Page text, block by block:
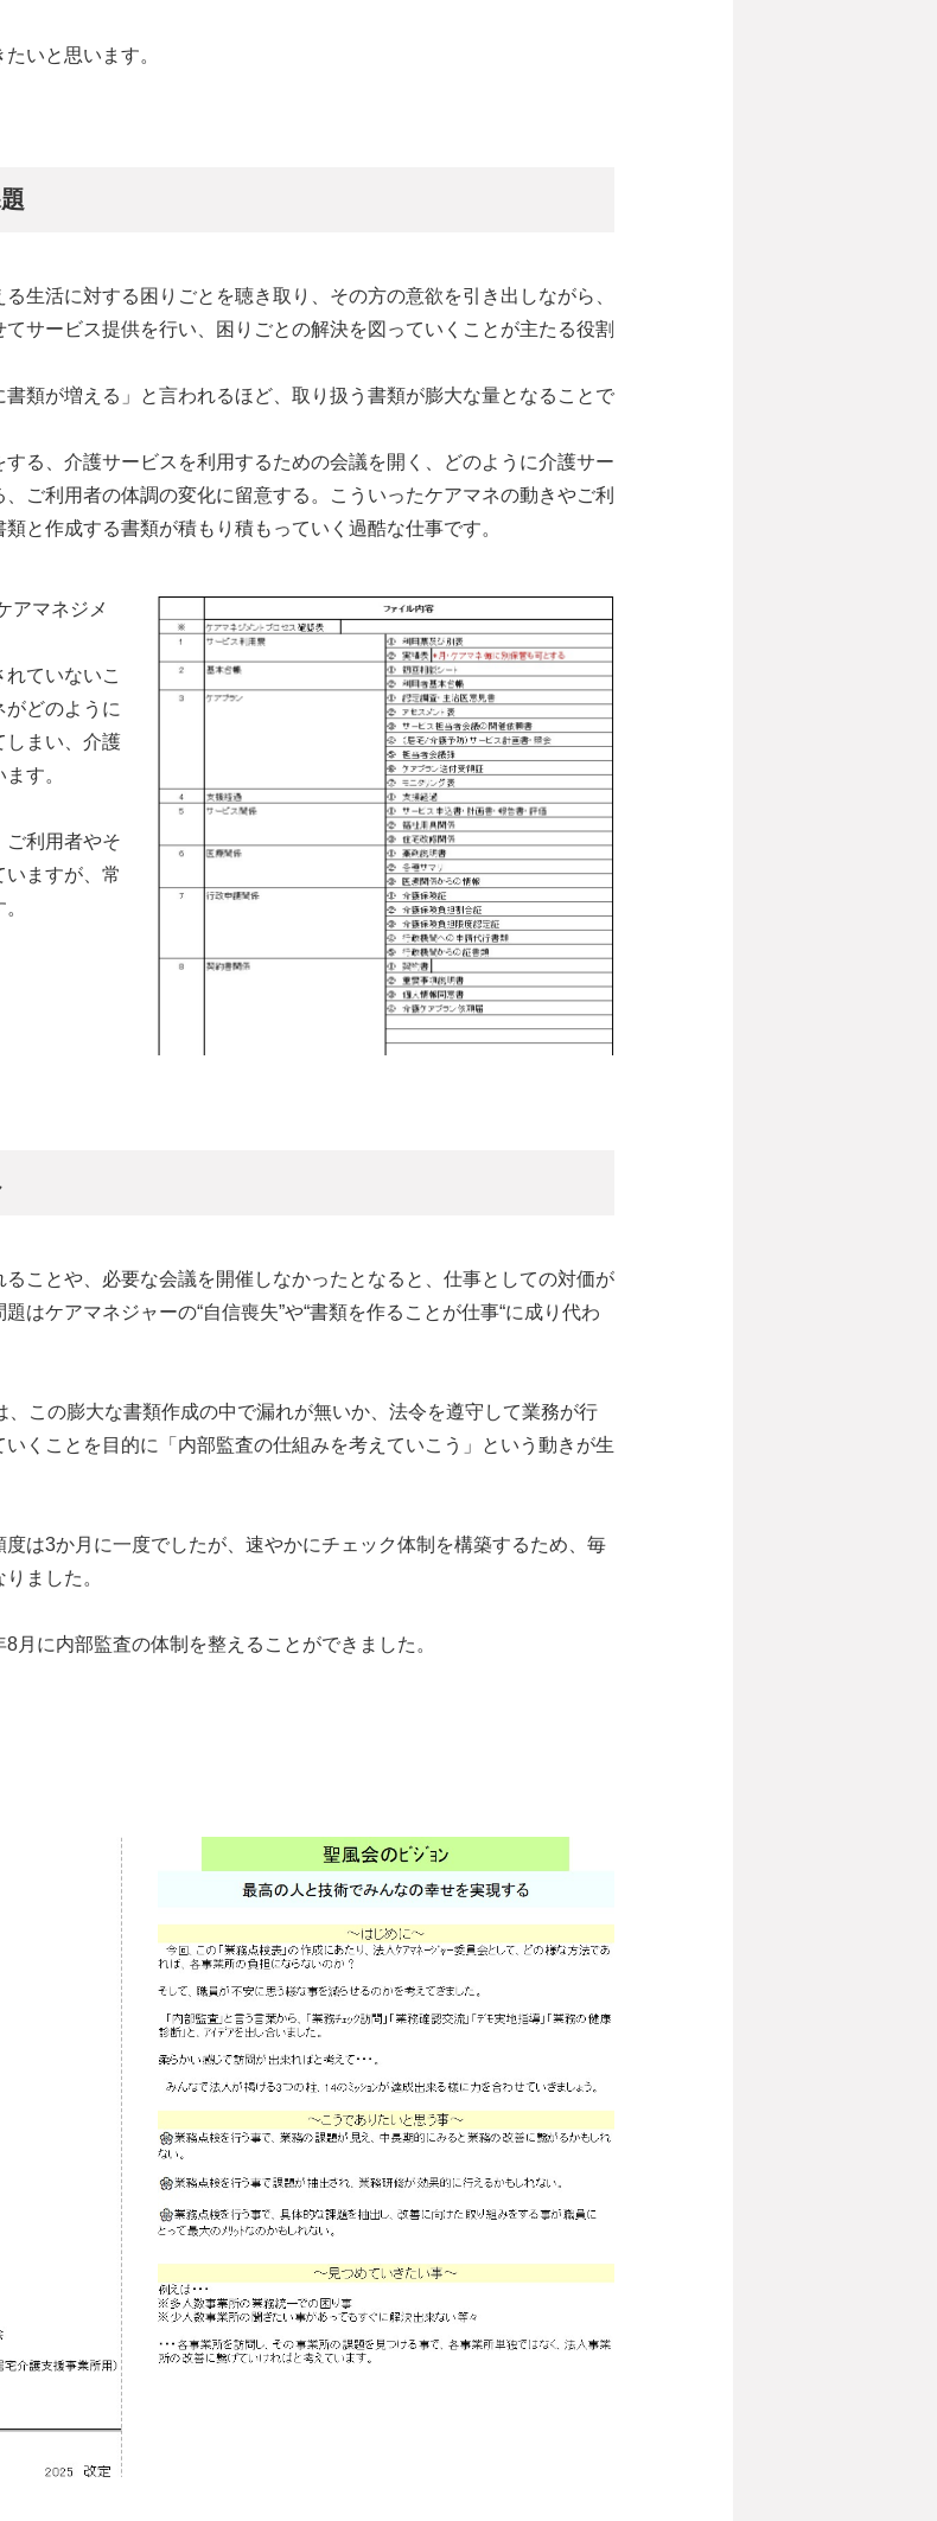
いと思います。
生活に対する困りごとを聴き取り、その方の意欲を引き出しながら、
サービス提供を行い、困りごとの解決を図っていくことが主たる役割
類が増える」と言われるほど、取り扱う書類が膨大な量となることで
る、介護サービスを利用するための会議を開く、どのように介護サー
ご利用者の体調の変化に留意する。こういったケアマネの動きやご利
と作成する書類が積もり積もっていく過酷な仕事です。
アマネジメ
ていないこ
がどのように
しまい、介護
す。
ご利用者やそ
ますが、常
ことや、必要な会議を開催しなかったとなると、仕事としての対価が
はケアマネジャーの“自信喪失”や“書類を作ることが仕事“に成り代わ
この膨大な書類作成の中で漏れが無いか、法令を遵守して業務が行
くことを目的に「内部監査の仕組みを考えていこう」という動きが生
は3か月に一度でしたが、速やかにチェック体制を構築するため、毎
ました。
月に内部監査の体制を整えることができました。